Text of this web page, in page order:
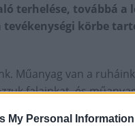
My Personal Information
terhelése, továbbá a
tevékenységi körbe
Műanyag van a
falainkat, és
maradványok mellett
égés során szintén